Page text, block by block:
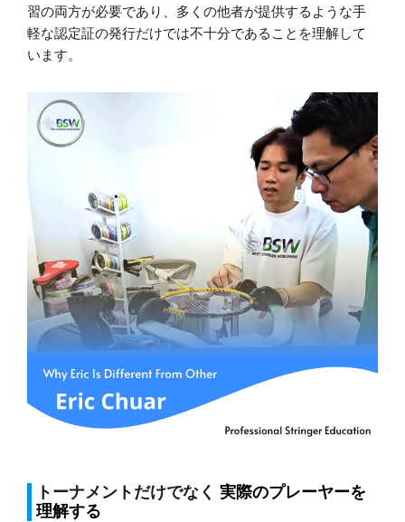
習の両方が必要であり、多くの他者が提供するような手
軽な認定証の発行だけでは不十分であることを理解して
います。
トーナメントだけでなく 実際のプレーヤーを
理解する